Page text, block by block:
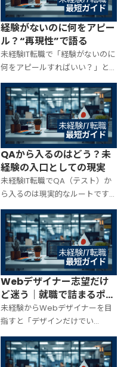
チェックと、向かない時の逃げ道
まで整理します。
経験がないのに何をアピー
ル？“再現性”で語る
未経験IT転職で「経験がないのに
何をアピールすればいい？」と
悩む人は多いですが、答えはシ
ンプルです。経験の代わりに“再
現性”を示す。やったことを「行
動→工夫→改善」の形で語れる
ように、職種別のアピール素材
とテンプレを整理します。
QAから入るのはどう？未
経験の入口としての現実
未経験IT転職でQA（テスト）か
ら入るのは現実的なルートです。
開発ほど成果物ハードルが高く
なく、考え方と報告の型で評価
されやすい一方、向き不向きや
キャリアの寄せ方を間違えると
遠回りに。QAの実態・向く人・
最短の積み方を整理します。
Webデザイナー志望だけ
ど迷う｜就職で詰まるポイ
ント
未経験からWebデザイナーを目
指すと「デザインだけでい
い？」「コーディング必要？」
「ポートフォリオ何を作る？」
で詰まりがち。採用側が見るポ